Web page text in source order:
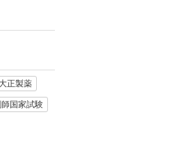
大正製薬
国家試験